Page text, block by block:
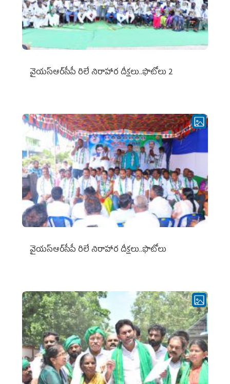
వైయ‌స్ఆర్‌సీపీ రిలే నిరాహార దీక్షలు..ఫొటోలు 2
వైయ‌స్ఆర్‌సీపీ రిలే నిరాహార దీక్షలు..ఫొటోలు